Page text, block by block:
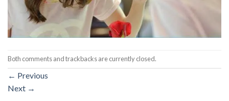
Both comments and trackbacks are currently closed.
← Previous
Next →